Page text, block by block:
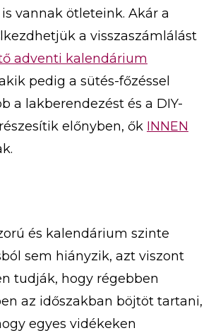
vannak ötleteink. Akár a
a visszaszámlálást
adventi kalendárium
pedig a sütés-főzéssel
a lakberendezést és a DIY-
előnyben, ők INNEN
és kalendárium szinte
sem hiányzik, azt viszont
tudják, hogy régebben
az időszakban böjtöt tartani,
egyes vidékeken